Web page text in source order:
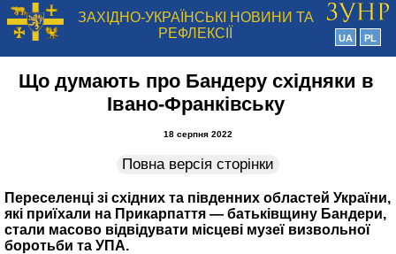
ЗАХІДНО-УКРАЇНСЬКІ НОВИНИ ТА
РЕФЛЕКСІЇ
UA PL
Що думають про Бандеру східняки в
Івано-Франківську
18 серпня 2022
Повна версія сторінки
Переселенці зі східних та південних областей України,
які приїхали на Прикарпаття — батьківщину Бандери,
стали масово відвідувати місцеві музеї визвольної
боротьби та УПА.